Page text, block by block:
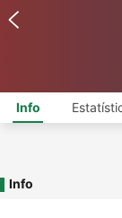
Info
Info